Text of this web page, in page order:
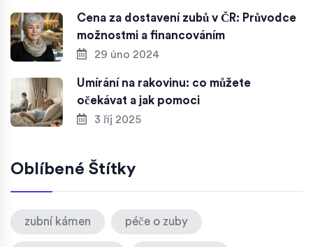
Cena za dostavení zubů v ČR: Průvodce
možnostmi a financováním
29 úno 2024
Umírání na rakovinu: co můžete
očekávat a jak pomoci
3 říj 2025
Oblíbené Štítky
zubní kámen péče o zuby